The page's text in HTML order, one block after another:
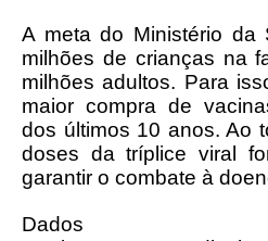
A meta do Ministério da
milhões de crianças na
milhões adultos. Para
maior compra de
dos últimos 10 anos. Ao
doses da tríplice viral
garantir o combate à
Dados